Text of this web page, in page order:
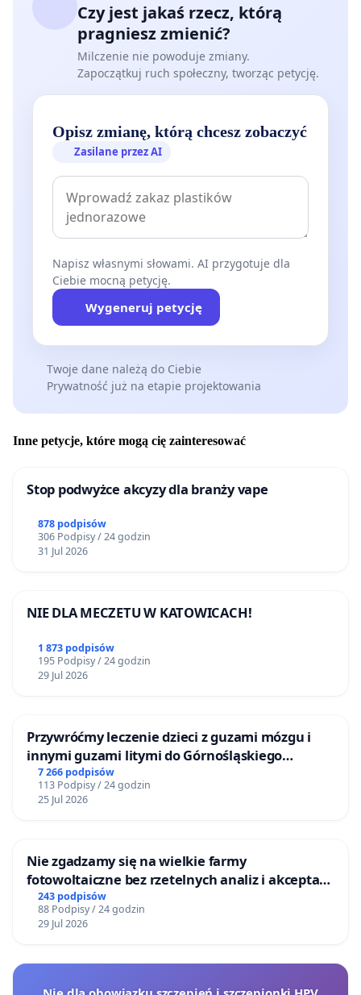
Czy jest jakaś rzecz, którą
pragniesz zmienić?
Milczenie nie powoduje zmiany.
Zapoczątkuj ruch społeczny, tworząc petycję.
Opisz zmianę, którą chcesz zobaczyć
Zasilane przez AI
Napisz własnymi słowami. AI przygotuje dla
Ciebie mocną petycję.
Wygeneruj petycję
Twoje dane należą do Ciebie
Prywatność już na etapie projektowania
Inne petycje, które mogą cię zainteresować
Stop podwyżce akcyzy dla branży vape
878 podpisów
306 Podpisy / 24 godzin
31 Jul 2026
NIE DLA MECZETU W KATOWICACH!
1 873 podpisów
195 Podpisy / 24 godzin
29 Jul 2026
Przywróćmy leczenie dzieci z guzami mózgu i
innymi guzami litymi do Górnośląskiego
Centrum Zdrowia Dziecka w Katowicach
7 266 podpisów
113 Podpisy / 24 godzin
25 Jul 2026
Nie zgadzamy się na wielkie farmy
fotowoltaiczne bez rzetelnych analiz i akceptacji
mieszkańców
243 podpisów
88 Podpisy / 24 godzin
29 Jul 2026